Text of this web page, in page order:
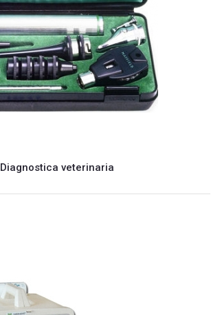
Diagnostica veterinaria